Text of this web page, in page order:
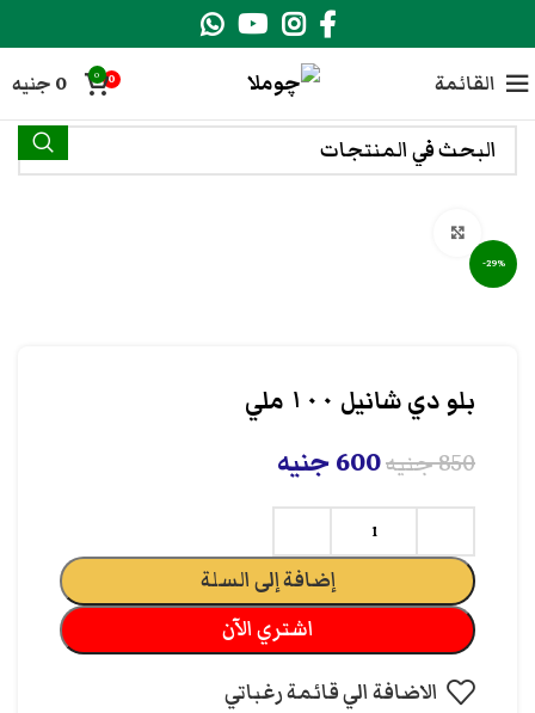
القائمة 0
0
0 جنيه
-29%
بلو دي شانيل ١٠٠ ملي
850جنيه600جنيه
إضافة إلى السلة
اشتري الآن
الاضافة الي قائمة رغباتي